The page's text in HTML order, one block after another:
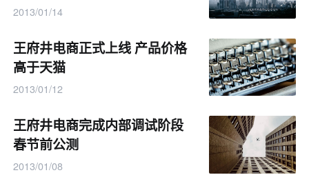
2013/01/14
王府井电商正式上线 产品价格
高于天猫
2013/01/12
王府井电商完成内部调试阶段
春节前公测
2013/01/08